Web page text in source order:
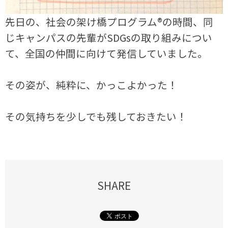
先日の、社会の架け橋プログラム®の時間、同
じキャンパスの先輩がSDGsの取り組みについ
て、全国の仲間に向けて発信していました。
その姿が、純粋に、かっこよかった！
その気持ちを少しでも残しておきたい！
SHARE